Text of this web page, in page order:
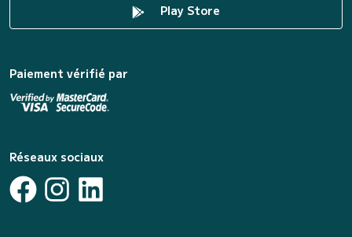
Play Store
Paiement vérifié par
Réseaux sociaux